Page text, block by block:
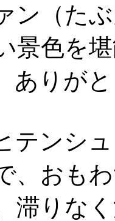
ン（た
景色を
ありが
テンシ
、おも
滞りな